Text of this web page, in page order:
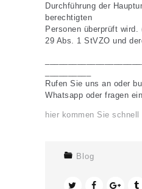
Durchführung der
berechtigten
Personen überprüft
29 Abs. 1 StVZO und
Rufen Sie uns an oder
Whatsapp oder fragen
hier kommen Sie schnell
Blog